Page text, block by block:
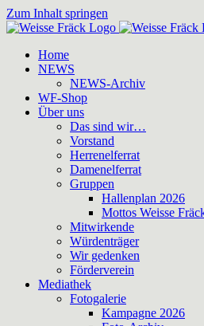
Zum Inhalt springen
Home
NEWS
NEWS-Archiv
WF-Shop
Über uns
Das sind wir…
Vorstand
Herrenelferrat
Damenelferrat
Gruppen
Hallenplan 2026
Mottos Weisse
Mitwirkende
Würdenträger
Wir gedenken
Förderverein
Mediathek
Fotogalerie
Kampagne 2026